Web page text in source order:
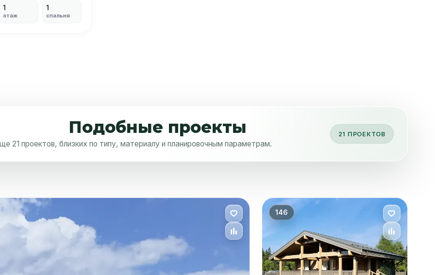
1
этаж
1
спальня
Подобные проекты
21 проектов, близких по типу, материалу и планировочным параметрам.
21 ПРОЕКТОВ
146